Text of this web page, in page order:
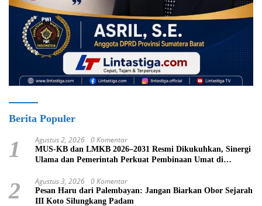
Berita Populer
1 Agustus 2, 2026 0 Komentar
MUS-KB dan LMKB 2026–2031 Resmi Dikukuhkan, Sinergi
Ulama dan Pemerintah Perkuat Pembinaan Umat di
2 Agustus 3, 2026 0 Komentar
Pesan Haru dari Palembayan: Jangan Biarkan Obor Sejarah
III Koto Silungkang Padam